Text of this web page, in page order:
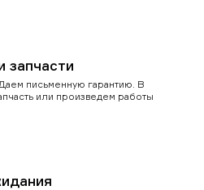
запчасти
письменную гарантию. В
или произведем работы